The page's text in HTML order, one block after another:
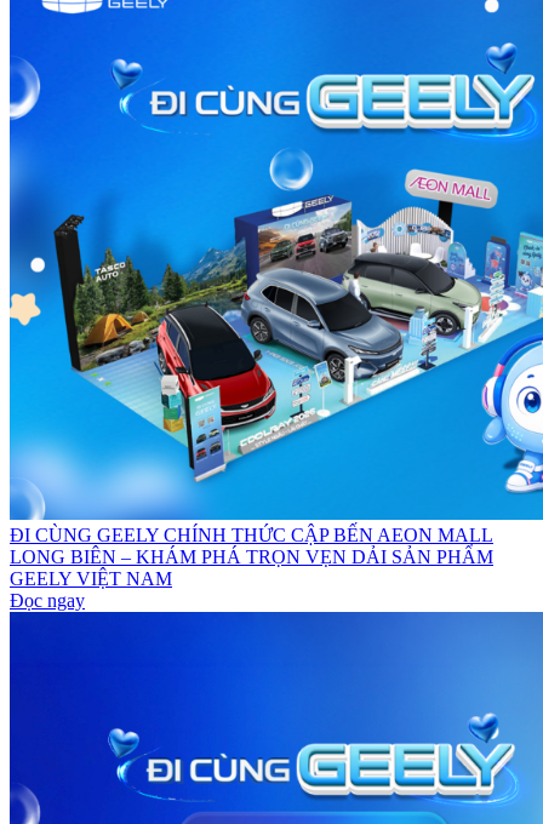
ĐI CÙNG GEELY CHÍNH THỨC CẬP BẾN AEON MALL
LONG BIÊN – KHÁM PHÁ TRỌN VẸN DẢI SẢN PHẨM
GEELY VIỆT NAM
Đọc ngay